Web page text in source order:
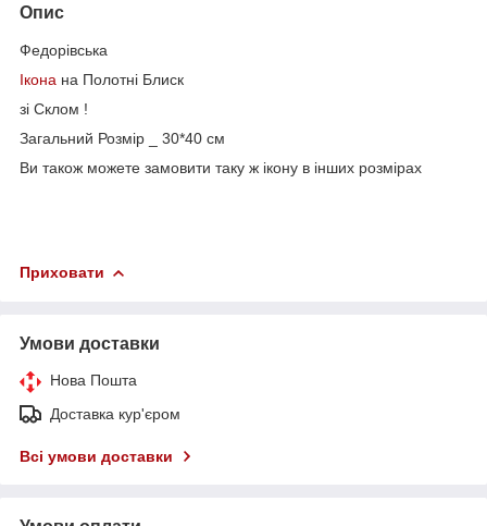
Опис
Федорівська
Ікона на Полотні Блиск
зі Склом !
Загальний Розмір _ 30*40 см
Ви також можете замовити таку ж ікону в інших розмірах
Приховати
Умови доставки
Нова Пошта
Доставка кур'єром
Всі умови доставки